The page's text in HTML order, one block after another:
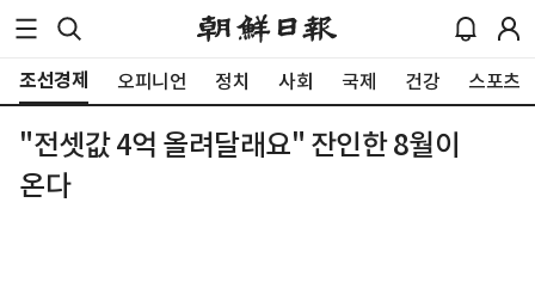
조선경제 오피니언 정치 사회 국제 건강 스포츠
"전셋값 4억 올려달래요" 잔인한 8월이
온다